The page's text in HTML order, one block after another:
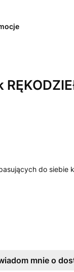
do siebie
mnie o